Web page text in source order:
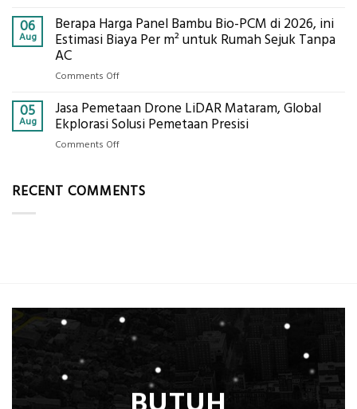
Cara
Kerja,
Manfaatnya
Pemasangan
Bowplank
Ukur
Presisi
untuk
06
Aug
Berapa Harga Panel Bambu Bio-PCM di 2026, ini
Estimasi Biaya Per m² untuk Rumah Sejuk Tanpa
AC
Comments Offon
Harga
Panel
2026,
Sejuk
Tanpa
05
Aug
Jasa Pemetaan Drone LiDAR Mataram, Global
Ekplorasi Solusi Pemetaan Presisi
Comments Offon
Drone
RECENT COMMENTS
BUTUH